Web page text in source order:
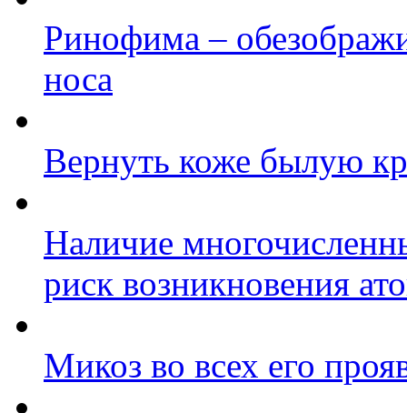
Ринофима –
носа
Вернуть коже былую
Наличие
риск возникновения
Микоз во всех его